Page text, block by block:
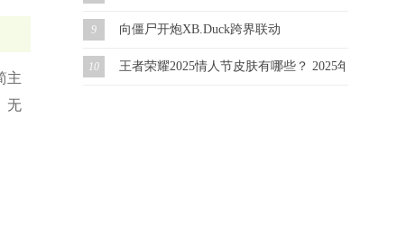
主
无
9 向僵尸开炮XB.Duck跨界联动
10 王者荣耀2025情人节皮肤有哪些？ 2025年情人节